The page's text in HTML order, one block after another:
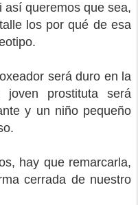
así queremos que sea,
los por qué de esa
será duro en la
joven prostituta será
y un niño pequeño
hay que remarcarla,
cerrada de nuestro